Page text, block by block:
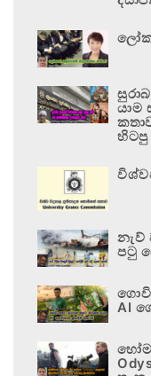
යාම
හිටපු
නැව්
පටු
AI